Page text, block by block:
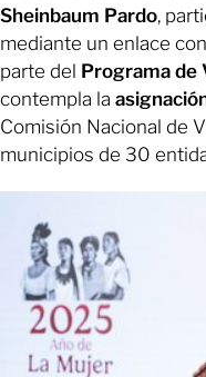
Sheinbaum Pardo,
mediante un enlace con
parte del Programa de
contempla la
Comisión Nacional de
municipios de 30